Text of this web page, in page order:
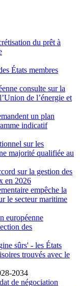
du prêt à
États membres
consulte sur la
de l’énergie et
un plan
indicatif
sur les
majorité qualifiée au
sur la gestion des
en 2026
empêche la
le secteur maritime
européenne
des
sûrs' - les États
trouvés avec le
2034
de négociation